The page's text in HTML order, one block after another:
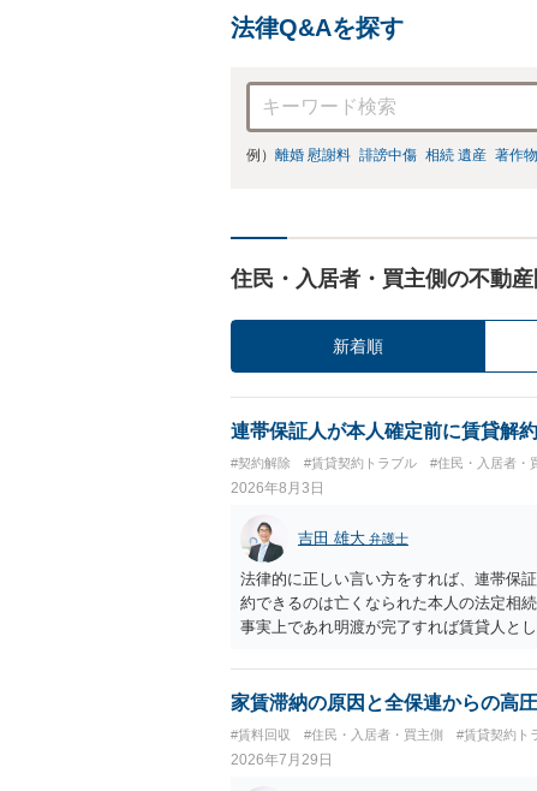
法律Q&Aを探す
例） 離婚 慰謝料 誹謗中傷 相続 遺産 著作
住民・入居者・買主側の不動
新着順
連帯保証人が本人確定前に賃貸解
#契約解除 #賃貸契約トラブル #住民・入居者・
2026年8月3日
吉田 雄大 弁護士
法律的に正しい言い方をすれば、連帯保
約できるのは亡くなられた本人の法定相
事実上であれ明渡が完了すれば賃貸人と
が良いと思います。またその方法で進め
済的負担を最小限に食い止められるため
家賃滞納の原因と全保連からの高
#賃料回収 #住民・入居者・買主側 #賃貸契約ト
2026年7月29日